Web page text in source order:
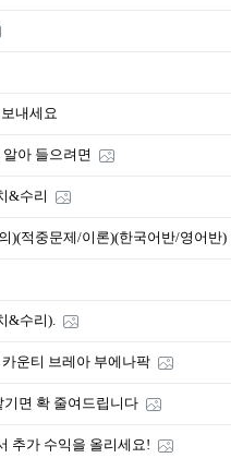
내세요
아 들으려면
&수리
)(적중문제/이론)(한국어반/영어반)
&수리).
카운티 브레아 부에나팍
면 확 줄여드립니다
추가 수익을 올리세요!